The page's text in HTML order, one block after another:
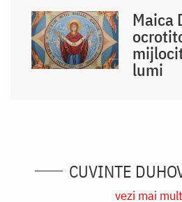
Maica
lumi
CUVINTE
vezi mai